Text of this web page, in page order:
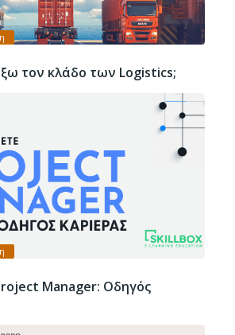
τον κλάδο των Logistics;
Manager: Οδηγός